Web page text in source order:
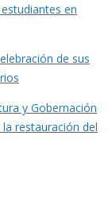
en
de sus
y Gobernación
restauración del